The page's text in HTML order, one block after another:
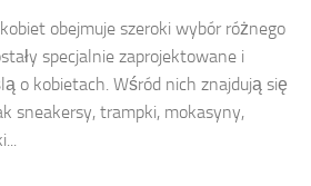
obejmuje szeroki wybór różnego
specjalnie zaprojektowane i
o kobietach. Wśród nich znajdują się
sneakersy, trampki, mokasyny,